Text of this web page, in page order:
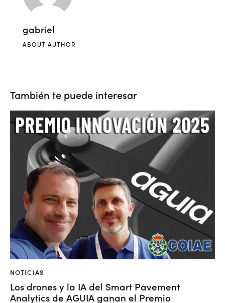
gabriel
ABOUT AUTHOR
También te puede interesar
NOTICIAS
Los drones y la IA del Smart Pavement
Analytics de AGUIA ganan el Premio